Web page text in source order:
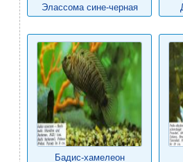
Элассома сине-черная
Бадис-хамелеон